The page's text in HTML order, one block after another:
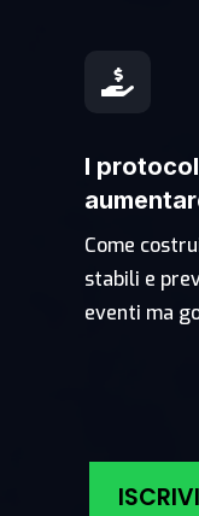

I
Come
stabili e
eventi ma